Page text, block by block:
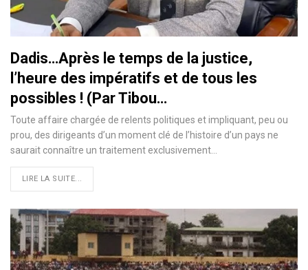
Dadis…Après le temps de la justice,
l’heure des impératifs et de tous les
possibles ! (Par Tibou…
Toute affaire chargée de relents politiques et impliquant, peu ou
prou, des dirigeants d’un moment clé de l’histoire d’un pays ne
saurait connaître un traitement exclusivement…
LIRE LA SUITE...